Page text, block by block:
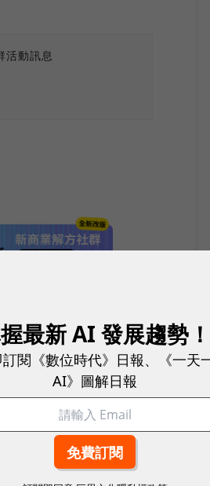
活動訊息
最新 AI 發展趨勢！
閱《數位時代》日報、《一天
AI》圖解日報